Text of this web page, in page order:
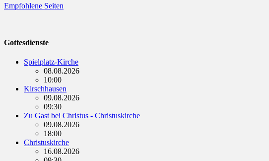
Empfohlene Seiten
Gottesdienste
Spielplatz-Kirche
08.08.2026
10:00
Kirschhausen
09.08.2026
09:30
Zu Gast bei Christus - Christuskirche
09.08.2026
18:00
Christuskirche
16.08.2026